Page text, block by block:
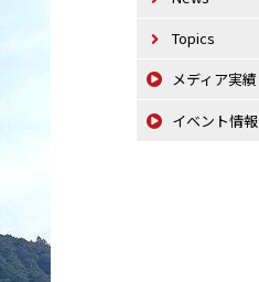
Topics
メディア実績
イベント情報